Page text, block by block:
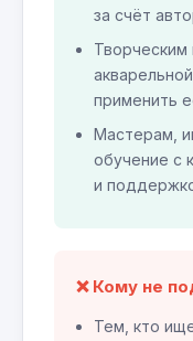
за счёт
применить
Мастерам,
обучение с
и
❌ Кому не
Тем, кто